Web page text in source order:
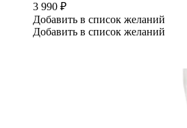
3 990 ₽
Добавить в список желаний
Добавить в список желаний